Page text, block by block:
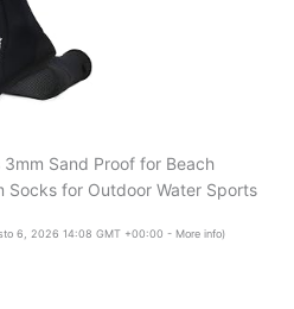
Sand Proof for Beach
Socks for Outdoor Water Sports
6, 2026 14:08 GMT +00:00 - More info)